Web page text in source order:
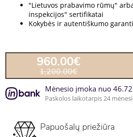
"Lietuvos prabavimo rūmų"
inspekcijos" sertifikatai
Kokybės ir autentiškumo
960.00€
1,200.00€
Mėnesio įmoka nuo
Paskolos laikotarpis 24
Papuošalų priežiūra